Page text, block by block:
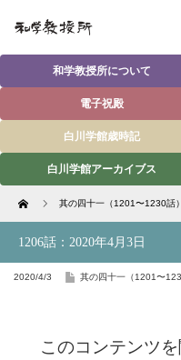
和学教授所について
電子祝殿
白川学館歳時記
白川学館アーカイブス
Home 其の四十一（1201〜1230話）
1206話：2020年4月3日
2020/4/3 其の四十一（1201〜
このコンテンツ